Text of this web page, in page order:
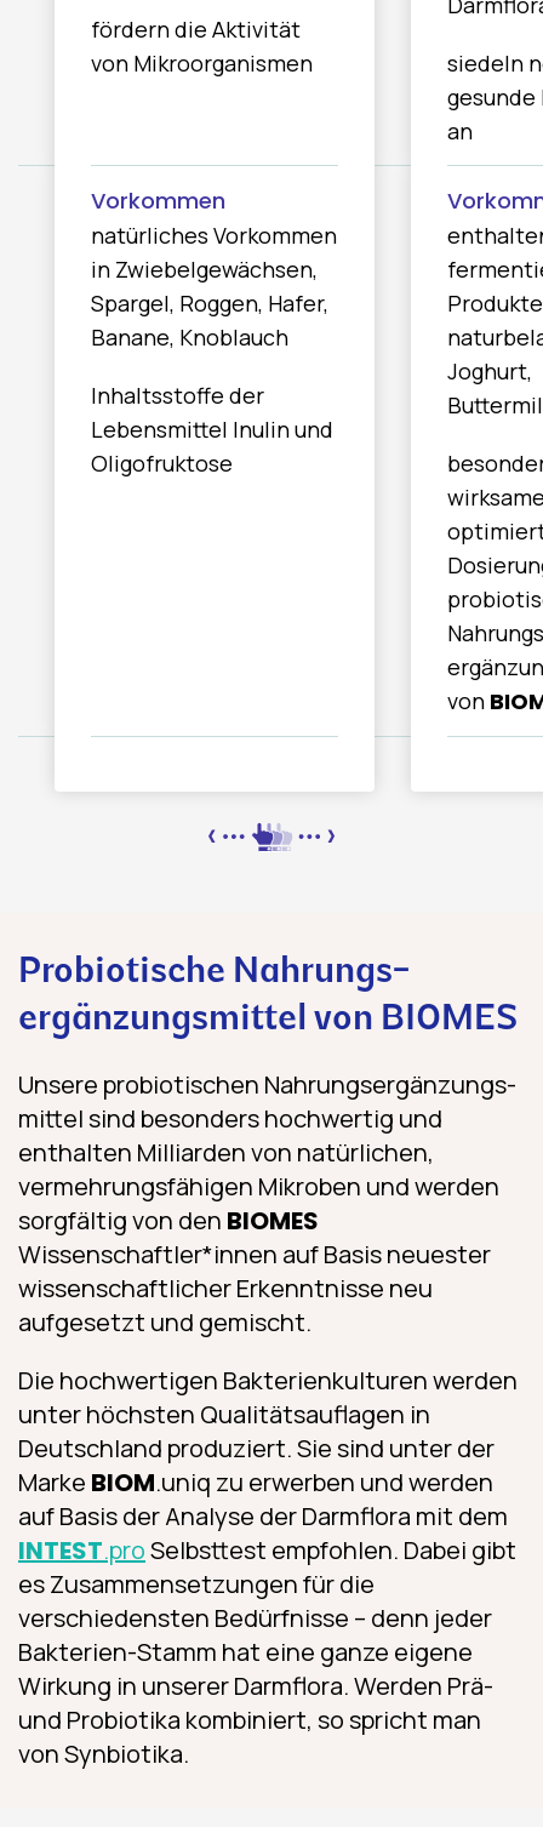
fördern die Aktivität
von Mikroorganismen
siedeln
gesunde
an
natürliches Vorkommen
in Zwiebelgewächsen,
Spargel, Roggen, Hafer,
Banane, Knoblauch
Inhaltsstoffe der
Lebensmittel Inulin und
Oligofruktose
Joghurt,
von
Probiotische Nahrungs­
ergänzungs­mittel von BIOMES
Unsere probiotischen Nahrungs­ergänzungs­
mittel sind besonders hochwertig und
enthalten Milliarden von natürlichen,
vermehrungsfähigen Mikroben und werden
sorgfältig von den BIOMES
Wissenschaftler*innen auf Basis neuester
wissenschaftlicher Erkenntnisse neu
aufgesetzt und gemischt.
Die hochwertigen Bakterien­kulturen werden
unter höchsten Qualitätsauflagen in
Deutschland produziert. Sie sind unter der
Marke BIOM.uniq zu erwerben und werden
auf Basis der Analyse der Darmflora mit dem
INTEST.proSelbsttest empfohlen. Dabei gibt
es Zusammensetzungen für die
verschiedensten Bedürfnisse – denn jeder
Bakterien-Stamm hat eine ganze eigene
Wirkung in unserer Darmflora. Werden Prä-
und Probiotika kombiniert, so spricht man
von Synbiotika.